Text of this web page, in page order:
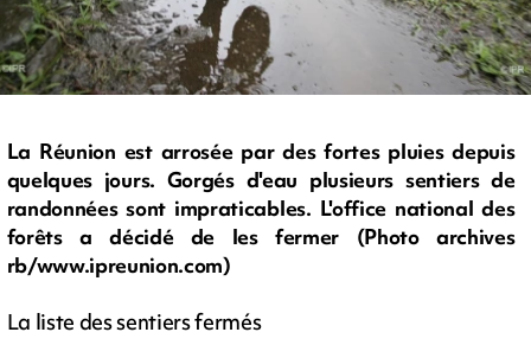
La Réunion est arrosée par des fortes pluies depuis
quelques jours. Gorgés d'eau plusieurs sentiers de
randonnées sont impraticables. L'office national des
forêts a décidé de les fermer (Photo archives
rb/www.ipreunion.com)
La liste des sentiers fermés